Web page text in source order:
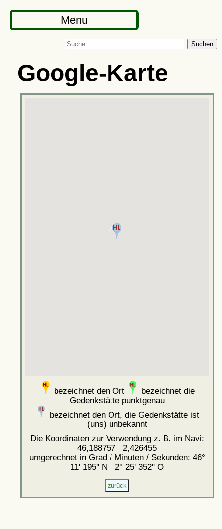
Menu
Suchen
Google-Karte
bezeichnet den Ort
bezeichnet die
Gedenkstätte punktgenau
bezeichnet den Ort, die Gedenkstätte ist
(uns) unbekannt
Die Koordinaten zur Verwendung z. B. im Navi:
46,188757 2,426455
umgerechnet in Grad / Minuten / Sekunden: 46°
11' 195'' N 2° 25' 352'' O